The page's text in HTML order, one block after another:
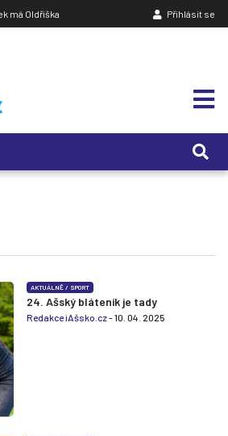
má Oldřiška Přihlásit se
AKTUÁLNĚ / SPORT
24. Ašský bláteník je tady
Redakce iAšsko.cz- 10. 04. 2025